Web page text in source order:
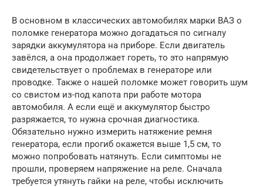
В основном в классических автомобилях марки ВАЗ о
поломке генератора можно догадаться по сигналу
зарядки аккумулятора на приборе. Если двигатель
завёлся, а она продолжает гореть, то это напрямую
свидетельствует о проблемах в генераторе или
проводке. Также о нашей поломке может говорить шум
со свистом из-под капота при работе мотора
автомобиля. А если ещё и аккумулятор быстро
разряжается, то нужна срочная диагностика.
Обязательно нужно измерить натяжение ремня
генератора, если прогиб окажется выше 1,5 см, то
можно попробовать натянуть. Если симптомы не
прошли, проверяем напряжение на реле. Сначала
требуется утянуть гайки на реле, чтобы исключить